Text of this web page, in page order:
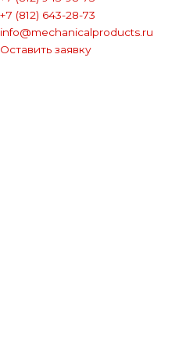
+7 (812) 643-28-73
info@mechanicalproducts.ru
Оставить заявку